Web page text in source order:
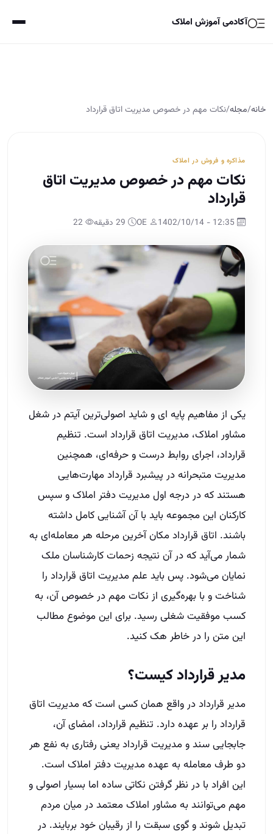
آکادمی آموزش املاک
خانه/مجله/نکات مهم در خصوص مدیریت اتاق قرارداد
مذاکره و فروش در املاک
نکات مهم در خصوص مدیریت اتاق
قرارداد
یکی از مفاهیم پایه ای و شاید اصولی‌ترین آیتم در شغل
مشاور املاک، مدیریت اتاق قرارداد است. تنظیم
قرارداد، اجرای روابط درست و حرفه‌ای، همچنین
مدیریت متبحرانه در پیشبرد قرارداد مهارت‌هایی
هستند که در درجه اول مدیریت دفتر املاک و سپس
کارکنان این مجموعه باید با آن آشنایی کامل داشته
باشند. اتاق قرارداد مکان آخرین مرحله هر معامله‌ای به
شمار می‌آید که در آن نتیجه زحمات کارشناسان ملک
نمایان می‌شود. پس باید علم مدیریت اتاق قرارداد را
شناخت و با بهره‌گیری از نکات مهم در خصوص آن، به
کسب موفقیت شغلی رسید. برای این موضوع مطالب
این متن را در خاطر هک کنید.
مدیر قرارداد کیست؟
مدیر قرارداد در واقع همان کسی است که مدیریت اتاق
قرارداد را بر عهده دارد. تنظیم قرارداد، امضای آن،
جابجایی سند و مدیریت قرارداد یعنی رفتاری به نفع هر
دو طرف معامله به عهده مدیریت دفتر املاک است.
این افراد با در نظر گرفتن نکاتی ساده اما بسیار اصولی و
مهم می‌توانند به مشاور املاک معتمد در میان مردم
تبدیل شوند و گوی سبقت را از رقیبان خود بربایند. در